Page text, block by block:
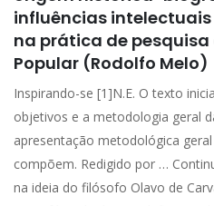
influências
na prática de
Popular (Rodolfo Melo)
Inspirando-se [1]N.E. O texto
objetivos e a metodologia geral
apresentação metodológica
compõem. Redigido por …
na ideia do filósofo Olavo de